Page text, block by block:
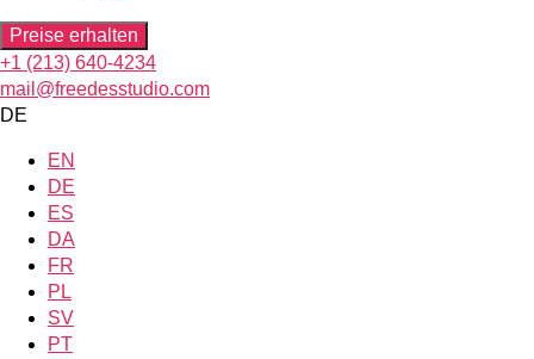
Preise erhalten
+1 (213) 640-4234
mail@freedesstudio.com
DE
EN
DE
ES
DA
FR
PL
SV
PT